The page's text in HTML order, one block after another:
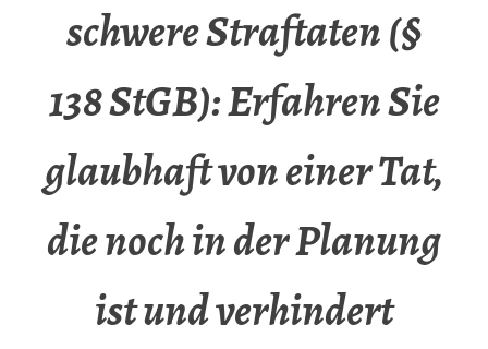
schwere Straftaten (§
138 StGB): Erfahren Sie
glaubhaft von einer Tat,
die noch in der Planung
ist und verhindert